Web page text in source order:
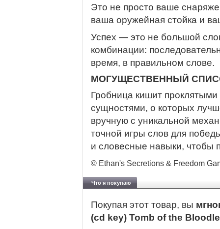
Это не просто ваше
ваша оружейная стойка и
Успех — это не большой
комбинации:
время, в правильном слове.
МОГУЩЕСТВЕННЫЙ
Гробница кишит
сущностями, о которых
вручную с уникальной
точной игры слов для
и словесные навыки, чтобы
© Ethan's Secretions & Freedom
Что я покупаю
Покупая этот товар, вы
(cd key) Tomb of the